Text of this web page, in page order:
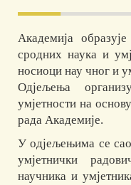
Академија
сродних наука и
носиоци нау чног и
Одјељења
умјетности на
рада Академије.
У одјељењима се
умјетнички
научника и